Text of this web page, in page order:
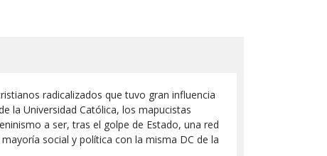
radicalizados que tuvo gran influencia
la Universidad Católica, los mapucistas
a ser, tras el golpe de Estado, una red
social y política con la misma DC de la